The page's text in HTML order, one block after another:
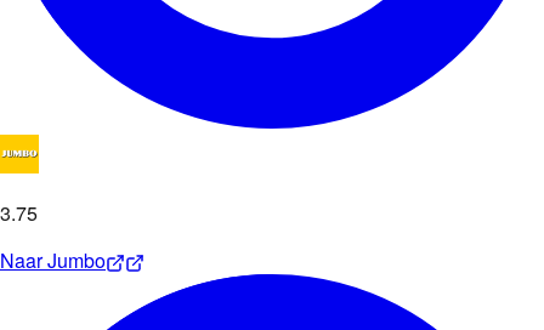
3.75
NaarJumbo